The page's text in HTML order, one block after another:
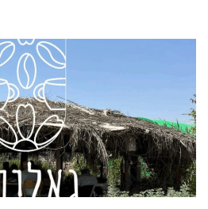
חד-כיווני עם כיוון השעון). תקציר על אזור
הרחוקות והפורחות ביער שוקדה, הסינגל
עץ שעליהם לוח קטן בצבע אדום עם רוכב
המסלול: יציאה מבארי, נרכב בדרך העפר
ימינה, אל הסינגל המסומן אדום. סינגל בלווה
טבעיות. בדרך נעבור ונראה את באר
הסינגל עובר מתחת ל232
כחול + אדום - אורכו 17 ק"מ,
הכחול עד לנקודה שבה הוא פוגש את דרך